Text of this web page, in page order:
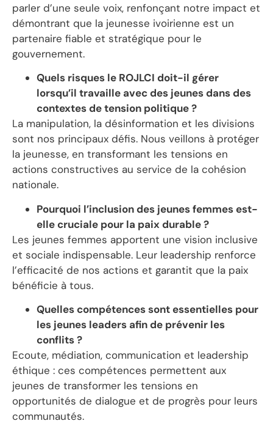
parler d’une seule voix, renfonçant notre impact et
démontrant que la jeunesse ivoirienne est un
partenaire fiable et stratégique pour le
gouvernement.
Quels risques le ROJLCI doit-il gérer
lorsqu’il travaille avec des jeunes dans des
contextes de tension politique ?
La manipulation, la désinformation et les divisions
sont nos principaux défis. Nous veillons à protéger
la jeunesse, en transformant les tensions en
actions constructives au service de la cohésion
nationale.
Pourquoi l’inclusion des jeunes femmes est-
elle cruciale pour la paix durable ?
Les jeunes femmes apportent une vision inclusive
et sociale indispensable. Leur leadership renforce
l’efficacité de nos actions et garantit que la paix
bénéficie à tous.
Quelles compétences sont essentielles pour
les jeunes leaders afin de prévenir les
conflits ?
Ecoute, médiation, communication et leadership
éthique : ces compétences permettent aux
jeunes de transformer les tensions en
opportunités de dialogue et de progrès pour leurs
communautés.